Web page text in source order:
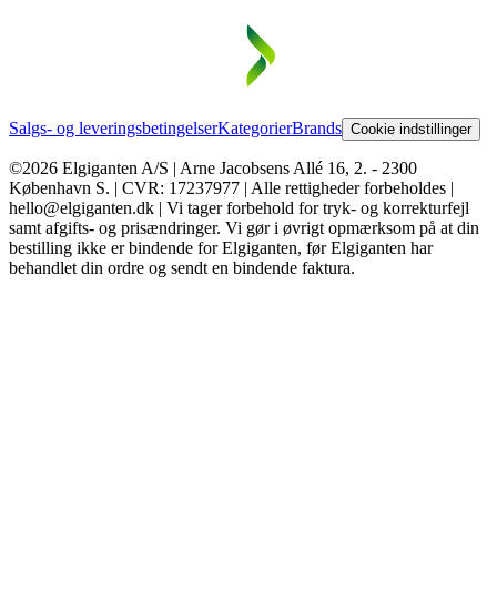
Salgs- og leveringsbetingelserKategorierBrands Cookie indstillinger
©2026 Elgiganten A/S | Arne Jacobsens Allé 16, 2. - 2300
København S. | CVR: 17237977 | Alle rettigheder forbeholdes |
hello@elgiganten.dk | Vi tager forbehold for tryk- og korrekturfejl
samt afgifts- og prisændringer. Vi gør i øvrigt opmærksom på at din
bestilling ikke er bindende for Elgiganten, før Elgiganten har
behandlet din ordre og sendt en bindende faktura.